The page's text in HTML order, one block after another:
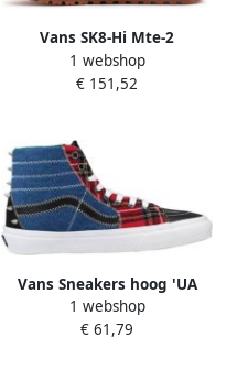
Vans SK8-Hi Mte-2
Skateboardschoenen
Multicolor Dames
1 webshop
€ 151,52
Vans Sneakers hoog 'UA
SK8-Hi'
1 webshop
€ 61,79